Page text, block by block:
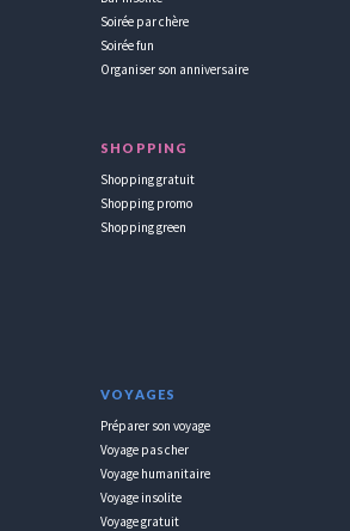
Soirée par chère
Soirée fun
Organiser son anniversaire
SHOPPING
Shopping gratuit
Shopping promo
Shopping green
VOYAGES
Préparer son voyage
Voyage pas cher
Voyage humanitaire
Voyage insolite
Voyage gratuit